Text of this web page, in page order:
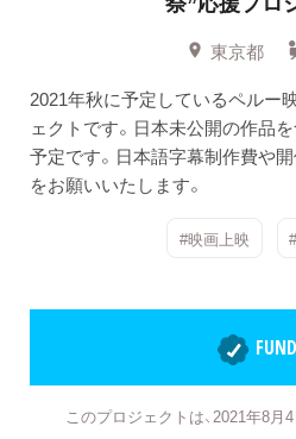
東京都
2021年秋に予定しているペルー
ェクトです。日本未公開の作品
予定です。日本語字幕制作費や
をお願いいたします。
#映画上映
このプロジェクトは、2021年8月